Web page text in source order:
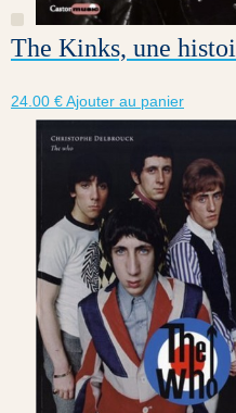
The Kinks, une
24.00 €Ajouter au panier